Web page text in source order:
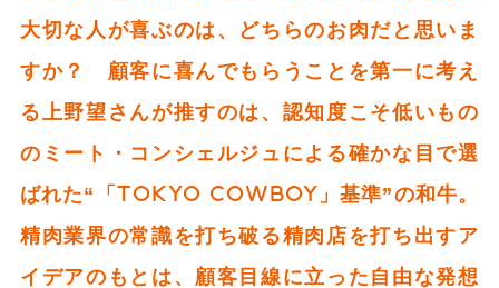
大切な人が喜ぶのは、どちらのお肉だと思いま
すか？ 顧客に喜んでもらうことを第一に考え
る上野望さんが推すのは、認知度こそ低いもの
のミート・コンシェルジュによる確かな目で選
ばれた“「TOKYO COWBOY」基準”の和牛。
精肉業界の常識を打ち破る精肉店を打ち出すア
イデアのもとは、顧客目線に立った自由な発想